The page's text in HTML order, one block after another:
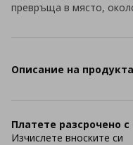
превръща в място,
Описание на продукта
Платете разсрочено
Изчислете вноските си